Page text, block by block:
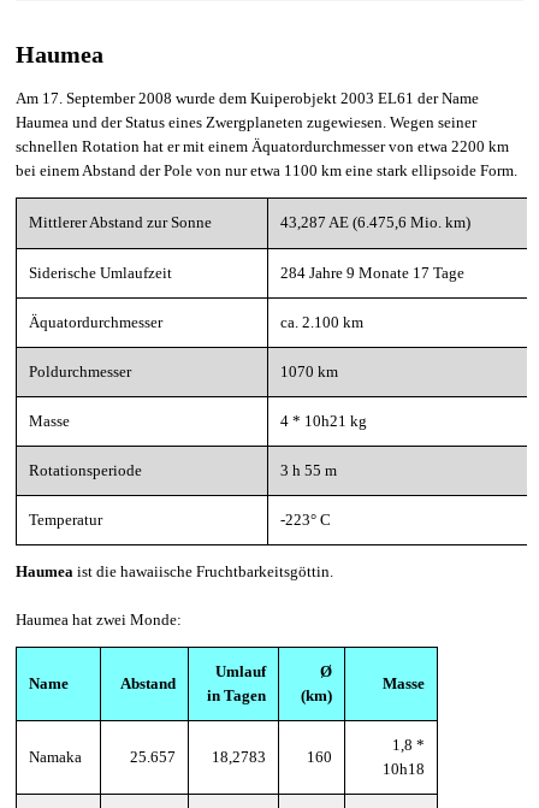
Haumea
Am 17. September 2008 wurde dem Kuiperobjekt 2003 EL61 der Name
Haumea und der Status eines Zwergplaneten zugewiesen. Wegen seiner
schnellen Rotation hat er mit einem Äquatordurchmesser von etwa 2200 km
bei einem Abstand der Pole von nur etwa 1100 km eine stark ellipsoide Form.
Mittlerer Abstand zur Sonne 43,287 AE (6.475,6 Mio. km)
Siderische Umlaufzeit 284 Jahre 9 Monate 17 Tage
Äquatordurchmesser ca. 2.100 km
Poldurchmesser 1070 km
Masse 4 * 10h21 kg
Rotationsperiode 3 h 55 m
Temperatur -223° C
Haumea ist die hawaiische Fruchtbarkeitsgöttin.
Haumea hat zwei Monde:
Name Abstand
Umlauf
in Tagen
Ø
(km)
Masse
Namaka 25.657 18,2783 160
1,8 *
10h18